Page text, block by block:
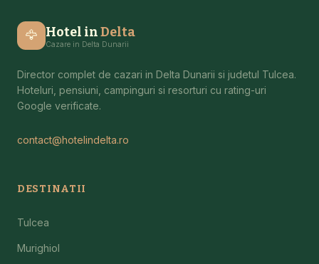
🦅 Hotel inDelta
Cazare in Delta Dunarii
Director complet de cazari in Delta Dunarii si judetul Tulcea.
Hoteluri, pensiuni, campinguri si resorturi cu rating-uri
Google verificate.
contact@hotelindelta.ro
DESTINATII
Tulcea
Murighiol